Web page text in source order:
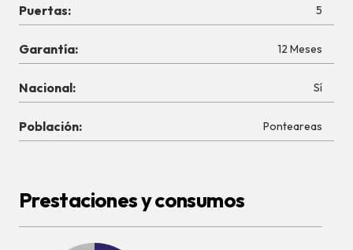
Puertas: 5
Garantía: 12 Meses
Nacional: Sí
Población: Ponteareas
Prestaciones y consumos